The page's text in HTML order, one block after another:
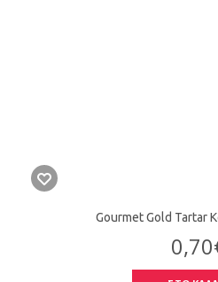
Gourmet Gold Tartar